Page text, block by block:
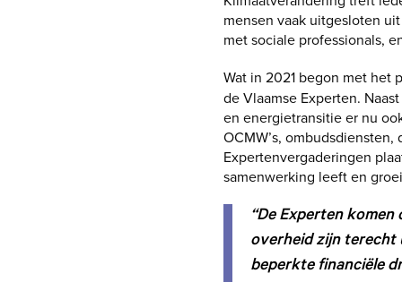
mensen vaak uitgesloten
met sociale professionals,
Wat in 2021 begon met het
de Vlaamse Experten.
en energietransitie er nu
OCMW’s,
Expertenvergaderingen
samenwerking leeft en
“De Experten
overheid zijn terecht
beperkte financiële